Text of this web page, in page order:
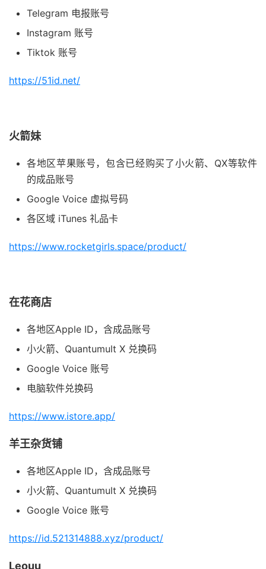
Telegram 电报账号
Instagram 账号
Tiktok 账号
https://51id.net/
火箭妹
各地区苹果账号，包含已经购买了小火箭、QX等软件
的成品账号
Google Voice 虚拟号码
各区域 iTunes 礼品卡
https://www.rocketgirls.space/product/
在花商店
各地区Apple ID，含成品账号
小火箭、Quantumult X 兑换码
Google Voice 账号
电脑软件兑换码
https://www.istore.app/
羊王杂货铺
各地区Apple ID，含成品账号
小火箭、Quantumult X 兑换码
Google Voice 账号
https://id.521314888.xyz/product/
Leouu